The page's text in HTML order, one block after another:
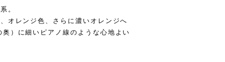
。
オレンジ色、さらに濃いオレンジへ
）に細いピアノ線のような心地よい